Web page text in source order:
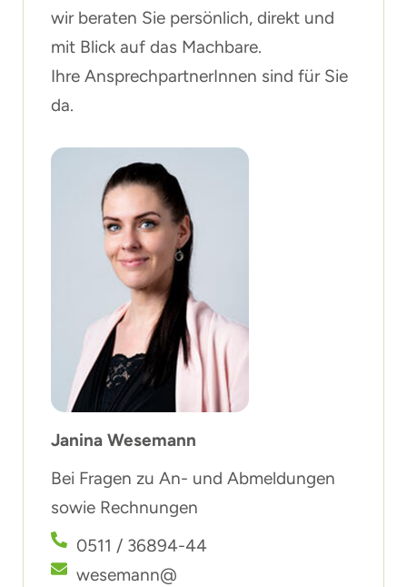
wir beraten Sie persönlich, direkt und
mit Blick auf das Machbare.
Ihre AnsprechpartnerInnen sind für Sie
da.
Janina Wesemann
Bei Fragen zu An- und Abmeldungen
sowie Rechnungen
0511 / 36894-44
wesemann@